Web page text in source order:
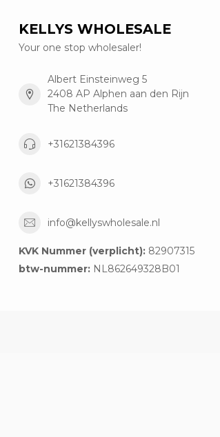
KELLYS WHOLESALE
Your one stop wholesaler!
Albert Einsteinweg 5
2408 AP Alphen aan den Rijn
The Netherlands
+31621384396
+31621384396
info@kellyswholesale.nl
KVK Nummer (verplicht): 82907315
btw-nummer: NL862649328B01